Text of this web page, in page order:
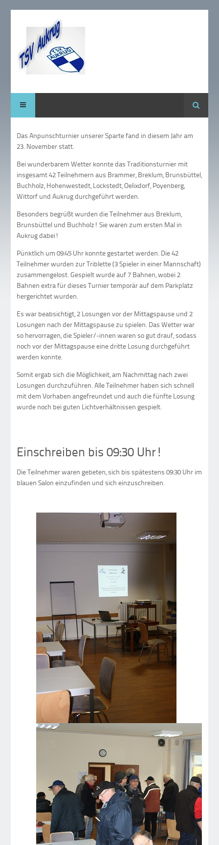
Suche
Das Anpunschturnier unserer Sparte fand in diesem Jahr am
23. November statt.
Bei wunderbarem Wetter konnte das Traditionsturnier mit
insgesamt 42 Teilnehmern aus Brammer, Breklum, Brunsbüttel,
Buchholz, Hohenwestedt, Lockstedt, Oelixdorf, Poyenberg,
Wittorf und Aukrug durchgeführt werden.
Besonders begrüßt wurden die Teilnehmer aus Breklum,
Brunsbüttel und Buchholz! Sie waren zum ersten Mal in
Aukrug dabei!
Pünktlich um 09:45 Uhr konnte gestartet werden. Die 42
Teilnehmer wurden zur Triblette (3 Spieler in einer Mannschaft)
zusammengelost. Gespielt wurde auf 7 Bahnen, wobei 2
Bahnen extra für dieses Turnier temporär auf dem Parkplatz
hergerichtet wurden.
Es war beabsichtigt, 2 Losungen vor der Mittagspause und 2
Losungen nach der Mittagspause zu spielen. Das Wetter war
so hervorragen, die Spieler/-innen waren so gut drauf, sodass
noch vor der Mittagspause eine dritte Losung durchgeführt
werden konnte.
Somit ergab sich die Möglichkeit, am Nachmittag nach zwei
Losungen durchzuführen. Alle Teilnehmer haben sich schnell
mit dem Vorhaben angefreundet und auch die fünfte Losung
wurde noch bei guten Lichtverhältnissen gespielt.
Einschreiben bis 09:30 Uhr!
Die Teilnehmer waren gebeten, sich bis spätestens 09:30 Uhr im
blauen Salon einzufinden und sich einzuschreiben.